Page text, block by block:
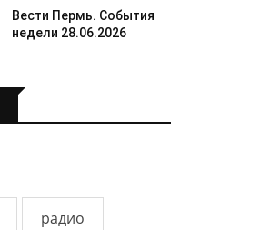
Вести Пермь. События
недели 28.06.2026
радио